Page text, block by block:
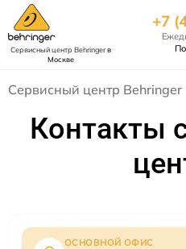
Сервисный центр Behringerв
Москве
+7
Сервисный центр Behringer
Контакты
ОСНОВНОЙ ОФИС